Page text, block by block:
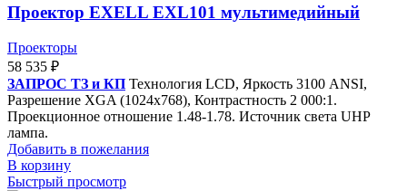
Проектор EXELL EXL101 мультимедийный
Проекторы
58 535 ₽
ЗАПРОС ТЗ и КП Технология LCD, Яркость 3100 ANSI,
Разрешение XGA (1024x768), Контрастность 2 000:1.
Проекционное отношение 1.48-1.78. Источник света UHP
лампа.
Добавить в пожелания
В корзину
Быстрый просмотр